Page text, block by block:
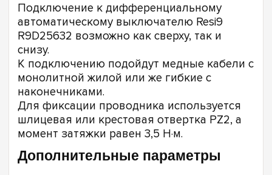
Подключение к дифференциальному
автоматическому выключателю Resi9
R9D25632 возможно как сверху, так и
снизу.
К подключению подойдут медные кабели с
монолитной жилой или же гибкие с
наконечниками.
Для фиксации проводника используется
шлицевая или крестовая отвертка PZ2, а
момент затяжки равен 3,5 Н·м.
Дополнительные параметры